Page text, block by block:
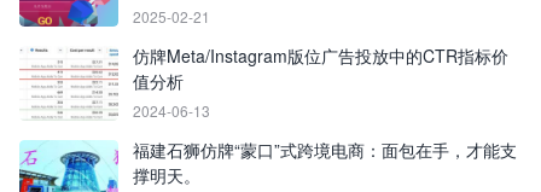
2025-02-21
仿牌Meta/Instagram版位广告投放中的CTR指标价
值分析
2024-06-13
福建石狮仿牌“蒙口”式跨境电商：面包在手，才能支
撑明天。